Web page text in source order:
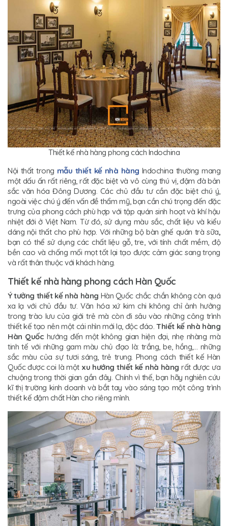
Thiết kế nhà hàng phong cách Indochina
Nội thất trong mẫu thiết kế nhà hàng Indochina thường mang
một dấu ấn rất riêng, rất đặc biệt và vô cùng thú vị, đậm đà bản
sắc văn hóa Đông Dương. Các chủ đầu tư cần đặc biệt chú ý,
ngoài việc chú ý đến vấn đề thẩm mỹ, bạn cần chú trọng đến đặc
trưng của phong cách phù hợp với tập quán sinh hoạt và khí hậu
nhiệt đới ở Việt Nam. Từ đó, sử dụng màu sắc, chất liệu và kiểu
dáng nội thất cho phù hợp. Với những bộ bàn ghế quán trà sữa,
bạn có thể sử dụng các chất liệu gỗ, tre, với tính chất mềm, độ
bền cao và chống mối mọt tốt lại tạo được cảm giác sang trọng
và rất thân thuộc với khách hàng.
Thiết kế nhà hàng phong cách Hàn Quốc
Ý tưởng thiết kế nhà hàng Hàn Quốc chắc chắn không còn quá
xa lạ với chủ đầu tư. Văn hóa xứ kim chi không chỉ ảnh hưởng
trong trào lưu của giới trẻ mà còn đi sâu vào những công trình
thiết kế tạo nên một cái nhìn mới lạ, độc đáo.Thiết kế nhà hàng
Hàn Quốc hướng đến một không gian hiện đại, nhẹ nhàng mà
tinh tế với những gam màu chủ đạo là: trắng, be, hồng,… những
sắc màu của sự tươi sáng, trẻ trung. Phong cách thiết kế Hàn
Quốc được coi là một xu hướng thiết kế nhà hàng rất được ưa
chuộng trong thời gian gần đây. Chính vì thế, bạn hãy nghiên cứu
kĩ thị trường kinh doanh và bắt tay vào sáng tạo một công trình
thiết kế đậm chất Hàn cho riêng mình.